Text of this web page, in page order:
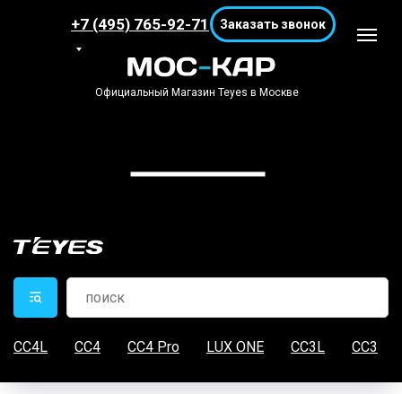
Официальный Магазин Teyes в Москве
+7 (495) 765-92-71 Заказать звонок
CC4L CC4 CC4 Pro LUX ONE CC3L CC3